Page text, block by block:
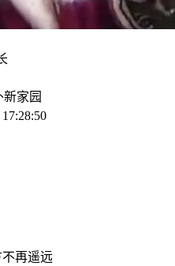
家园
再遥远